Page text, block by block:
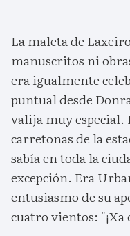
La maleta de
manuscritos ni
era igualmente
puntual desde
valija muy especial.
carretonas de la
sabía en toda la
excepción. Era
entusiasmo de su
cuatro vientos: